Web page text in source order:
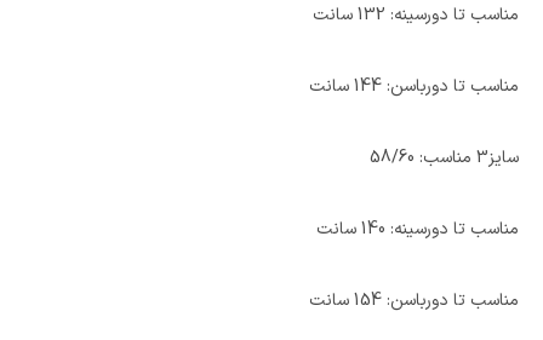
مناسب تا دورسینه: 132 سانت
مناسب تا دورباسن: 144 سانت
سایز3 مناسب: 58/60
مناسب تا دورسینه: 140 سانت
مناسب تا دورباسن: 154 سانت